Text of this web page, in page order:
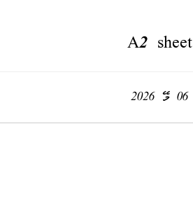
A2 sheet
06 މޭ 2026